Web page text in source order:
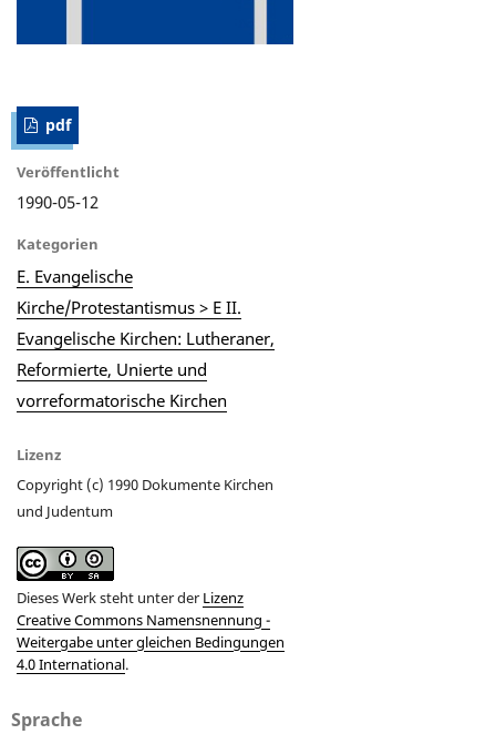
pdf
Veröffentlicht
1990-05-12
Kategorien
E. Evangelische
Kirche/Protestantismus > E II.
Evangelische Kirchen: Lutheraner,
Reformierte, Unierte und
vorreformatorische Kirchen
Lizenz
Copyright (c) 1990 Dokumente Kirchen
und Judentum
Dieses Werk steht unter der Lizenz
Creative Commons Namensnennung -
Weitergabe unter gleichen Bedingungen
4.0 International.
Sprache